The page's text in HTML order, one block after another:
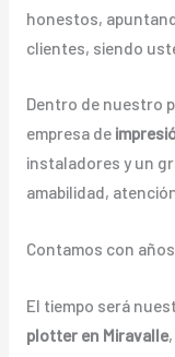
honestos,
clientes, siendo
Dentro de nuestro
empresa de
instaladores y un
amabilidad,
Contamos con
El tiempo será
plotter en Miravalle